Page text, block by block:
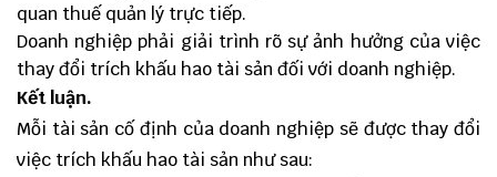
quan thuế quản lý trực tiếp.
Doanh nghiệp phải giải trình rõ sự ảnh hưởng của việc
thay đổi trích khấu hao tài sản đối với doanh nghiệp.
Kết luận.
Mỗi tài sản cố định của doanh nghiệp sẽ được thay đổi
việc trích khấu hao tài sản như sau: